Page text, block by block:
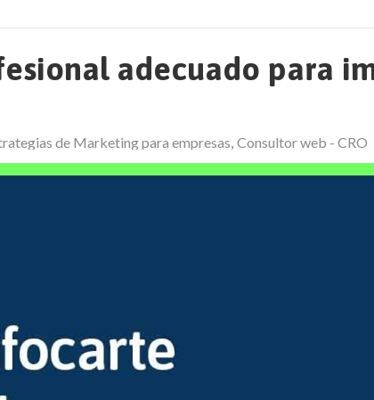
adecuado para
de Marketing para empresas Consultor web - CRO